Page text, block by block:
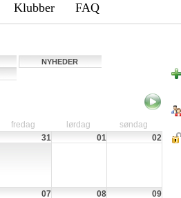
Klubber FAQ
NYHEDER
fredag lørdag
søndag
31 01 02
07 08 09